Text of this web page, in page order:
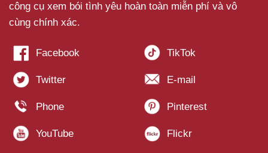
công cụ xem bói tình yêu hoàn toàn miễn phí và vô
cùng chính xác.